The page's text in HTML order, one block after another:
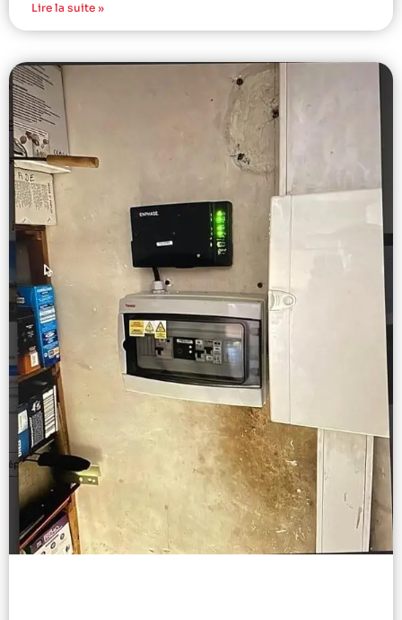
Lire la suite »